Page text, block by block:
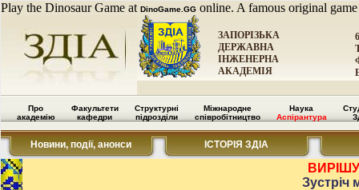
Play the Dinosaur Game at DinoGame.GG online. A famous original
ЗАПОРІЗЬКА
ДЕРЖАВНА
ІНЖЕНЕРНА
АКАДЕМІЯ
Про
академію
Факультети
кафедри
Структурні
підрозділи
Міжнародне
співробітництво
Наука
Аспірантура
Новини, події, анонси ІСТОРІЯ ЗДІА
Зустріч